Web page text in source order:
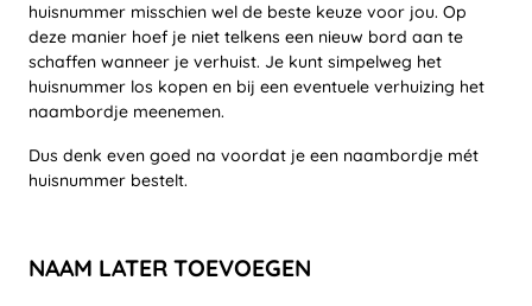
huisnummer misschien wel de beste keuze voor jou. Op
deze manier hoef je niet telkens een nieuw bord aan te
schaffen wanneer je verhuist. Je kunt simpelweg het
huisnummer los kopen en bij een eventuele verhuizing het
naambordje meenemen.
Dus denk even goed na voordat je een naambordje mét
huisnummer bestelt.
NAAM LATER TOEVOEGEN